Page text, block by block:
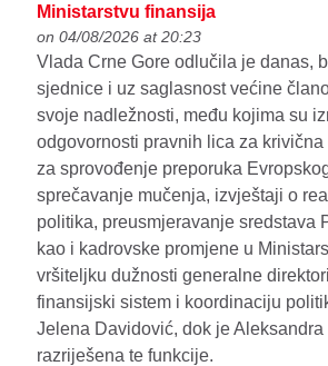
Ministarstvu finansija
on 04/08/2026 at 20:23
Vlada Crne Gore odlučila je danas,
sjednice i uz saglasnost većine
svoje nadležnosti, među kojima su
odgovornosti pravnih lica za
za sprovođenje preporuka
sprečavanje mučenja, izvještaji o
politika, preusmjeravanje sredstava
kao i kadrovske promjene u
vršiteljku dužnosti generalne
finansijski sistem i koordinaciju
Jelena Davidović, dok je
razriješena te funkcije.